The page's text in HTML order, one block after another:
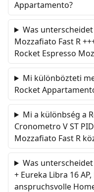
Appartamento?
Was
Mozzafiato Fast R
Rocket Espresso
Mi különbözteti
Rocket
Mi a különbség a
Cronometro V ST
Mozzafiato Fast R
Was
+ Eureka Libra 16
anspruchsvolle